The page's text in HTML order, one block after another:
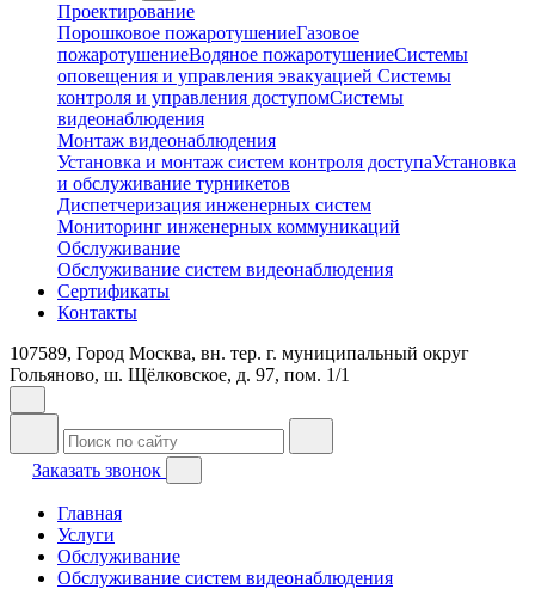
Проектирование
Порошковое пожаротушениеГазовое
пожаротушениеВодяное пожаротушениеСистемы
оповещения и управления эвакуацией Системы
контроля и управления доступомСистемы
видеонаблюдения
Монтаж видеонаблюдения
Установка и монтаж систем контроля доступаУстановка
и обслуживание турникетов
Диспетчеризация инженерных систем
Мониторинг инженерных коммуникаций
Обслуживание
Обслуживание систем видеонаблюдения
Сертификаты
Контакты
107589, Город Москва, вн. тер. г. муниципальный округ
Гольяново, ш. Щёлковское, д. 97, пом. 1/1
Заказать звонок
Главная
Услуги
Обслуживание
Обслуживание систем видеонаблюдения